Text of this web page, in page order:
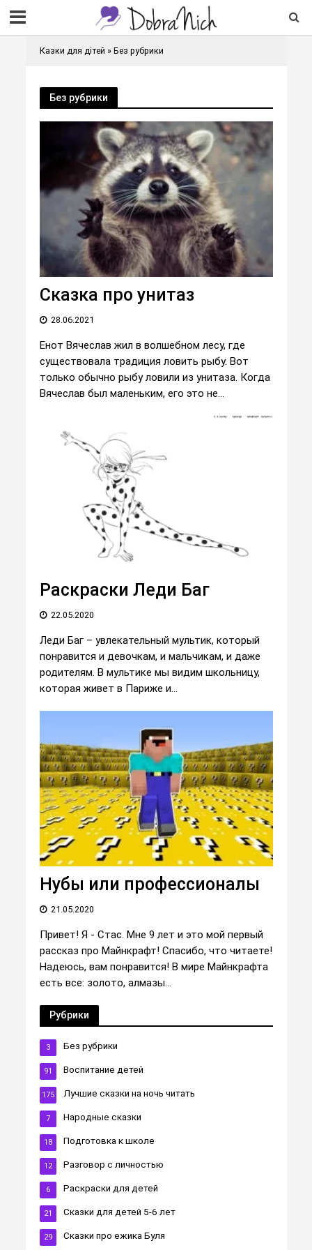
Казки для дітей » Без рубрики
Без рубрики
Сказка про унитаз
28.06.2021
Енот Вячеслав жил в волшебном лесу, где
существовала традиция ловить рыбу. Вот
только обычно рыбу ловили из унитаза. Когда
Вячеслав был маленьким, его это не...
Раскраски Леди Баг
22.05.2020
Леди Баг – увлекательный мультик, который
понравится и девочкам, и мальчикам, и даже
родителям. В мультике мы видим школьницу,
которая живет в Париже и...
Нубы или профессионалы
21.05.2020
Привет! Я - Стас. Мне 9 лет и это мой первый
рассказ про Майнкрафт! Спасибо, что читаете!
Надеюсь, вам понравится! В мире Майнкрафта
есть все: золото, алмазы...
Рубрики
Без рубрики
3
Воспитание детей
91
Лучшие сказки на ночь читать
175
Народные сказки
7
Подготовка к школе
18
Разговор с личностью
12
Раскраски для детей
6
Сказки для детей 5-6 лет
21
Сказки про ежика Буля
29